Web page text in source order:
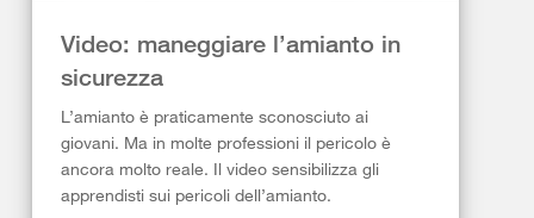
Video: maneggiare l’amianto in
sicurezza
L’amianto è praticamente sconosciuto ai
giovani. Ma in molte professioni il pericolo è
ancora molto reale. Il video sensibilizza gli
apprendisti sui pericoli dell’amianto.